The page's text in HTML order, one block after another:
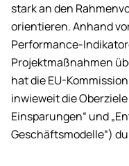
stark an den
orientieren. Anhand
Performance-
Projektmaßnahmen
hat die EU-
inwieweit die
Einsparungen“ und
Geschäftsmodelle“)